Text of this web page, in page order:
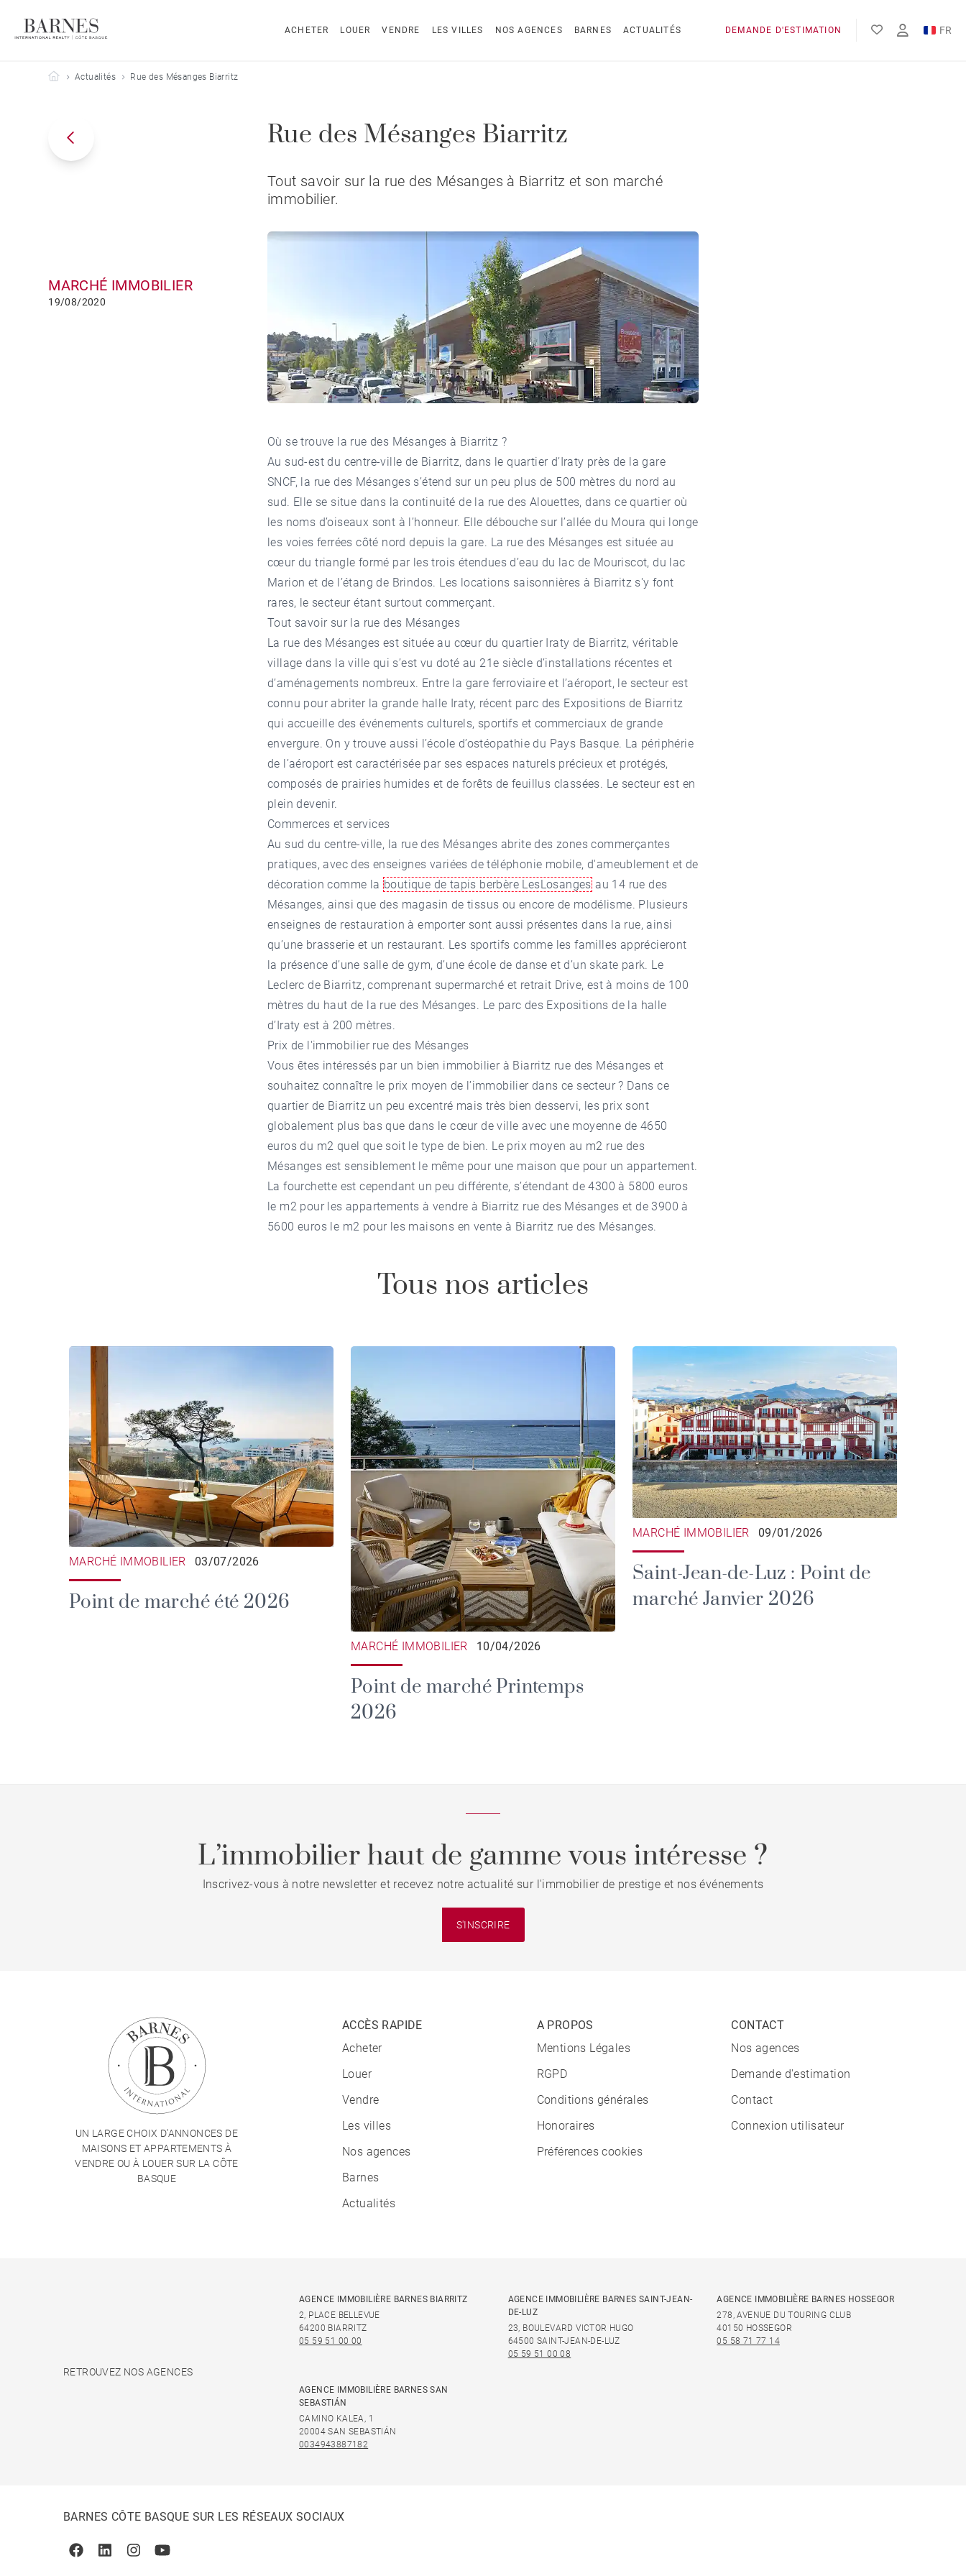
ACHETER LOUER VENDRE LES VILLES NOS AGENCES BARNES ACTUALITÉS DEMANDE D'ESTIMATION FR
EN
Barnes Côte Basque
Actualités Rue des Mésanges Biarritz
MARCHÉ IMMOBILIER
19/08/2020
Rue des Mésanges Biarritz
Tout savoir sur la rue des Mésanges à Biarritz et son marché
immobilier.
Où se trouve la rue des Mésanges à Biarritz ?
Au sud-est du centre-ville de Biarritz, dans le quartier d’Iraty près de la gare
SNCF, la rue des Mésanges s’étend sur un peu plus de 500 mètres du nord au
sud. Elle se situe dans la continuité de la rue des Alouettes, dans ce quartier où
les noms d’oiseaux sont à l’honneur. Elle débouche sur l’allée du Moura qui longe
les voies ferrées côté nord depuis la gare. La rue des Mésanges est située au
cœur du triangle formé par les trois étendues d’eau du lac de Mouriscot, du lac
Marion et de l’étang de Brindos. Les locations saisonnières à Biarritz s'y font
rares, le secteur étant surtout commerçant.
Tout savoir sur la rue des Mésanges
La rue des Mésanges est située au cœur du quartier Iraty de Biarritz, véritable
village dans la ville qui s’est vu doté au 21e siècle d’installations récentes et
d’aménagements nombreux. Entre la gare ferroviaire et l’aéroport, le secteur est
connu pour abriter la grande halle Iraty, récent parc des Expositions de Biarritz
qui accueille des événements culturels, sportifs et commerciaux de grande
envergure. On y trouve aussi l’école d’ostéopathie du Pays Basque. La périphérie
de l’aéroport est caractérisée par ses espaces naturels précieux et protégés,
composés de prairies humides et de forêts de feuillus classées. Le secteur est en
plein devenir.
Commerces et services
Au sud du centre-ville, la rue des Mésanges abrite des zones commerçantes
pratiques, avec des enseignes variées de téléphonie mobile, d'ameublement et de
décoration comme la boutique de tapis berbère LesLosangesau 14 rue des
Mésanges, ainsi que des magasin de tissus ou encore de modélisme. Plusieurs
enseignes de restauration à emporter sont aussi présentes dans la rue, ainsi
qu’une brasserie et un restaurant. Les sportifs comme les familles apprécieront
la présence d’une salle de gym, d’une école de danse et d’un skate park. Le
Leclerc de Biarritz, comprenant supermarché et retrait Drive, est à moins de 100
mètres du haut de la rue des Mésanges. Le parc des Expositions de la halle
d’Iraty est à 200 mètres.
Prix de l'immobilier rue des Mésanges
Vous êtes intéressés par un bien immobilier à Biarritz rue des Mésanges et
souhaitez connaître le prix moyen de l’immobilier dans ce secteur ? Dans ce
quartier de Biarritz un peu excentré mais très bien desservi, les prix sont
globalement plus bas que dans le cœur de ville avec une moyenne de 4650
euros du m2 quel que soit le type de bien. Le prix moyen au m2 rue des
Mésanges est sensiblement le même pour une maison que pour un appartement.
La fourchette est cependant un peu différente, s’étendant de 4300 à 5800 euros
le m2 pour lesappartements à vendre à Biarritz rue des Mésanges et de 3900 à
5600 euros le m2 pour les maisons en vente à Biarritz rue des Mésanges.
Tous nos articles
MARCHÉ IMMOBILIER 03/07/2026
Point de marché été 2026
MARCHÉ IMMOBILIER 10/04/2026
Point de marché Printemps
2026
MARCHÉ IMMOBILIER 09/01/2026
Saint-Jean-de-Luz : Point de
marché Janvier 2026
L’immobilier haut de gamme vous intéresse ?
Inscrivez-vous à notre newsletter et recevez notre actualité sur l'immobilier de prestige et nos événements
S'INSCRIRE
UN LARGE CHOIX D'ANNONCES DE
MAISONS ET APPARTEMENTS À
VENDRE OU À LOUER SUR LA CÔTE
BASQUE
ACCÈS RAPIDE
Acheter
Louer
Vendre
Les villes
Nos agences
Barnes
Actualités
A PROPOS
Mentions Légales
RGPD
Conditions générales
Honoraires
Préférences cookies
CONTACT
Nos agences
Demande d'estimation
Contact
Connexion utilisateur
RETROUVEZ NOS AGENCES
AGENCE IMMOBILIÈRE BARNES BIARRITZ
2, PLACE BELLEVUE
64200 BIARRITZ
05 59 51 00 00
AGENCE IMMOBILIÈRE BARNES SAINT-JEAN-
DE-LUZ
23, BOULEVARD VICTOR HUGO
64500 SAINT-JEAN-DE-LUZ
05 59 51 00 08
AGENCE IMMOBILIÈRE BARNES HOSSEGOR
278, AVENUE DU TOURING CLUB
40150 HOSSEGOR
05 58 71 77 14
AGENCE IMMOBILIÈRE BARNES SAN
SEBASTIÁN
CAMINO KALEA, 1
20004 SAN SEBASTIÁN
0034943887182
BARNES CÔTE BASQUE SUR LES RÉSEAUX SOCIAUX
FacebookLinkedinInstagramYoutube